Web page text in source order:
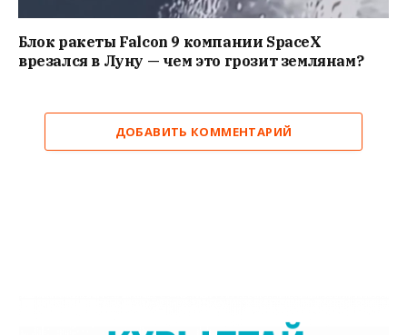
Блок ракеты Falcon 9 компании SpaceX
врезался в Луну — чем это грозит землянам?
ДОБАВИТЬ КОММЕНТАРИЙ